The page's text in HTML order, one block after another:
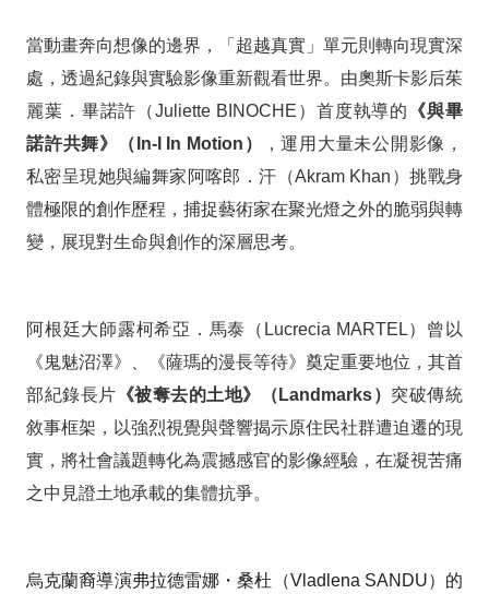
當動畫奔向想像的邊界，「超越真實」單元則轉向現實深
處，透過紀錄與實驗影像重新觀看世界。由奧斯卡影后茱
麗葉．畢諾許（Juliette BINOCHE）首度執導的
《與畢
諾許共舞》（In-I In Motion）
，運用大量未公開影像，
私密呈現她與編舞家阿喀郎．汗（Akram Khan）挑戰身
體極限的創作歷程，捕捉藝術家在聚光燈之外的脆弱與轉
變，展現對生命與創作的深層思考。
阿根廷大師露柯希亞．馬泰（Lucrecia MARTEL）曾以
《鬼魅沼澤》、《薩瑪的漫長等待》奠定重要地位，其首
部紀錄長片 《被奪去的土地》（Landmarks） 突破傳統
敘事框架，以強烈視覺與聲響揭示原住民社群遭迫遷的現
實，將社會議題轉化為震撼感官的影像經驗，在凝視苦痛
之中見證土地承載的集體抗爭。
烏克蘭裔導演弗拉德雷娜・桑杜（Vladlena SANDU） 的